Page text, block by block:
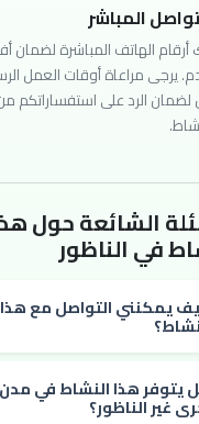
المباشر
أرقام الهاتف المباشرة لضمان
يرجى مراعاة أوقات العمل
لضمان الرد على استفساراتكم
الشائعة حول
في الناظور
يمكنني التواصل مع هذا
يتوفر هذا النشاط في مدن
غير الناظور؟